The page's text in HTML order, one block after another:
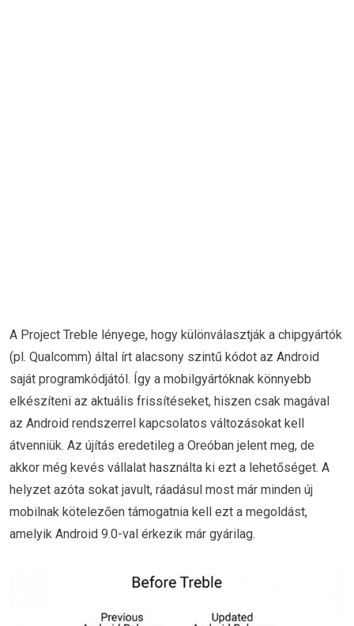
A Project Treble lényege, hogy különválasztják a chipgyártók
(pl. Qualcomm) által írt alacsony szintű kódot az Android
saját programkódjától. Így a mobilgyártóknak könnyebb
elkészíteni az aktuális frissítéseket, hiszen csak magával
az Android rendszerrel kapcsolatos változásokat kell
átvenniük. Az újítás eredetileg a Oreóban jelent meg, de
akkor még kevés vállalat használta ki ezt a lehetőséget. A
helyzet azóta sokat javult, ráadásul most már minden új
mobilnak kötelezően támogatnia kell ezt a megoldást,
amelyik Android 9.0-val érkezik már gyárilag.